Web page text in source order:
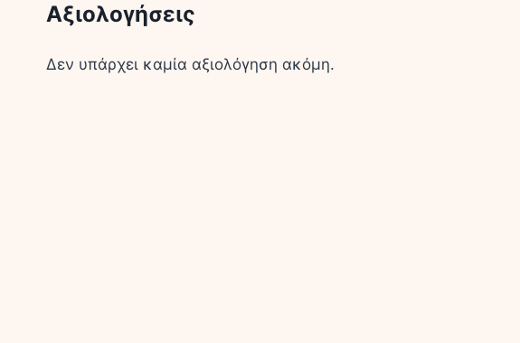
Αξιολογήσεις
Δεν υπάρχει καμία αξιολόγηση ακόμη.